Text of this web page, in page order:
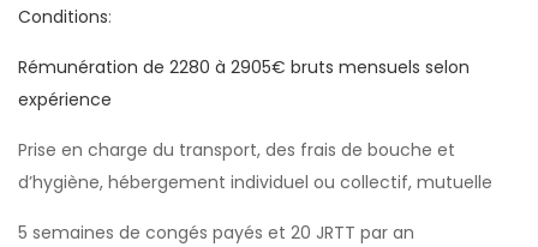
Conditions:
Rémunération de 2280 à 2905€ bruts mensuels selon
expérience
Prise en charge du transport, des frais de bouche et
d’hygiène, hébergement individuel ou collectif, mutuelle
5 semaines de congés payés et 20 JRTT par an